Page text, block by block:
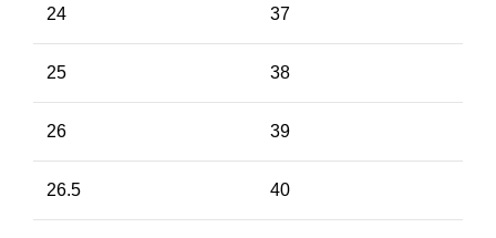
24 37
25 38
26 39
26.5 40